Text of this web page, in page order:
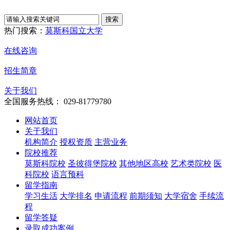
热门搜索： 莫斯科国立大学
在线咨询
招生简章
关于我们
全国服务热线： 029-81779780
网站首页
关于我们
机构简介 授权资质 主营业务
院校推荐
莫斯科院校 圣彼得堡院校 其他地区高校 艺术类院校 医
科院校 语言预科
留学指南
学习生活 大学排名 申请流程 前期须知 大学宿舍 手续流
程
留学答疑
录取成功案例